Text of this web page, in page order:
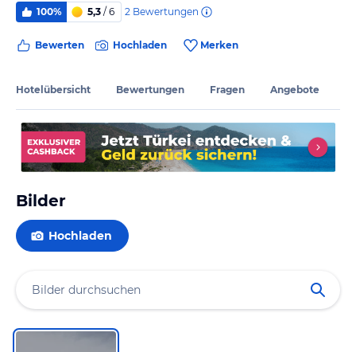
100% 5,3 / 6 2 Bewertungen
Bewerten Hochladen Merken
Hotelübersicht Bewertungen Fragen Angebote
Bilder
Hochladen